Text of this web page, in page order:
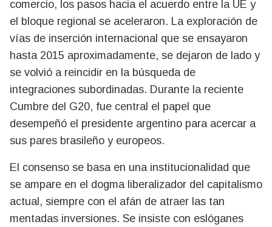
comercio, los pasos hacia el acuerdo entre la UE y
el bloque regional se aceleraron. La exploración de
vías de inserción internacional que se ensayaron
hasta 2015 aproximadamente, se dejaron de lado y
se volvió a reincidir en la búsqueda de
integraciones subordinadas. Durante la reciente
Cumbre del G20, fue central el papel que
desempeñó el presidente argentino para acercar a
sus pares brasileño y europeos.
El consenso se basa en una institucionalidad que
se ampare en el dogma liberalizador del capitalismo
actual, siempre con el afán de atraer las tan
mentadas inversiones. Se insiste con eslóganes